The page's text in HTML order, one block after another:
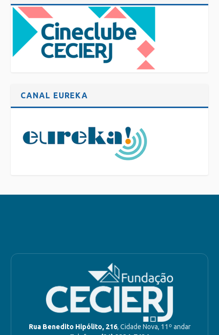
CANAL EUREKA
Rua Benedito Hipólito, 216, Cidade Nova, 11º andar